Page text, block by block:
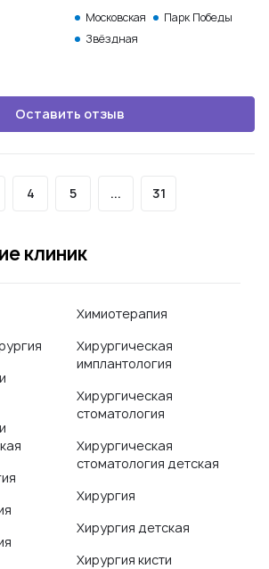
Московская
Парк Победы
Звёздная
Оставить отзыв
4 5 ... 31
клиник
Химиотерапия
Хирургическая
имплантология
Хирургическая
стоматология
Хирургическая
стоматология детская
Хирургия
Хирургия детская
Хирургия кисти